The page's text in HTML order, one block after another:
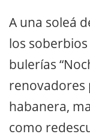
A una soleá
los soberbios
bulerías
renovadores
habanera,
como